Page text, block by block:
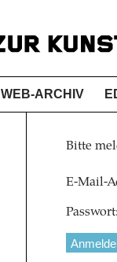
WEB-ARCHIV
Bitte
E-Mail-
Passwort: